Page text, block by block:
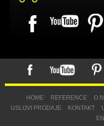
HOME REFERENCE O
USLOVI PRODAJE
KONTAKT